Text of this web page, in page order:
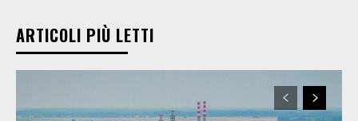
ARTICOLI PIÙ LETTI